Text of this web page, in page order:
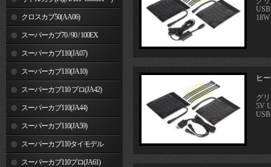
クロスカブ50(AA06)
スーパーカブ70 / 90 / 100EX
スーパーカブ110(JA07)
スーパーカブ110(JA10)
スーパーカブ110 プロ(JA42)
スーパーカブ110(JA44)
スーパーカブ110(JA59)
スーパーカブ110タイモデル
(MLHJA56)
スーパーカブ110プロ(JA61)
ヒ
グ
5V